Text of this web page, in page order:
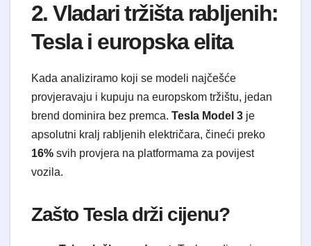
2. Vladari tržišta rabljenih:
Tesla i europska elita
Kada analiziramo koji se modeli najčešće
provjeravaju i kupuju na europskom tržištu, jedan
brend dominira bez premca. Tesla Model 3 je
apsolutni kralj rabljenih električara, čineći preko
16% svih provjera na platformama za povijest
vozila.
Zašto Tesla drži cijenu?